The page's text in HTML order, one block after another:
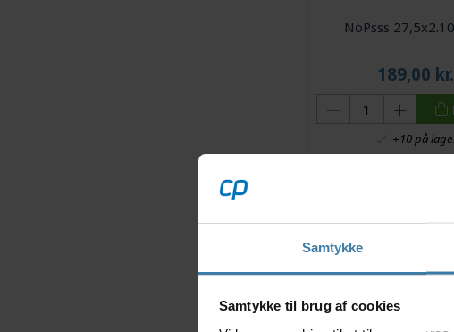
Samtykke
Samtykke til brug af cookies
NoPsss
189,00 kr.
+10 på